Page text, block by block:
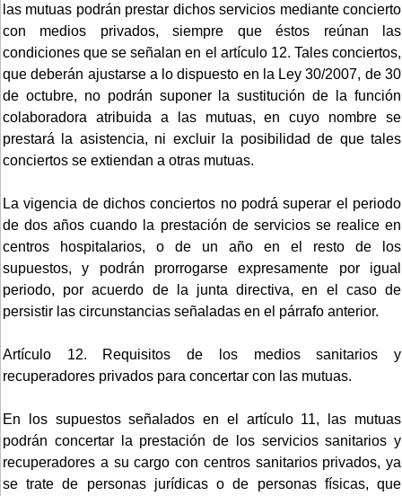
las mutuas podrán prestar dichos servicios mediante concierto
con medios privados, siempre que éstos reúnan las
condiciones que se señalan en el artículo 12. Tales conciertos,
que deberán ajustarse a lo dispuesto en la Ley 30/2007, de 30
de octubre, no podrán suponer la sustitución de la función
colaboradora atribuida a las mutuas, en cuyo nombre se
prestará la asistencia, ni excluir la posibilidad de que tales
conciertos se extiendan a otras mutuas.
La vigencia de dichos conciertos no podrá superar el periodo
de dos años cuando la prestación de servicios se realice en
centros hospitalarios, o de un año en el resto de los
supuestos, y podrán prorrogarse expresamente por igual
periodo, por acuerdo de la junta directiva, en el caso de
persistir las circunstancias señaladas en el párrafo anterior.
Artículo 12. Requisitos de los medios sanitarios y
recuperadores privados para concertar con las mutuas.
En los supuestos señalados en el artículo 11, las mutuas
podrán concertar la prestación de los servicios sanitarios y
recuperadores a su cargo con centros sanitarios privados, ya
se trate de personas jurídicas o de personas físicas, que